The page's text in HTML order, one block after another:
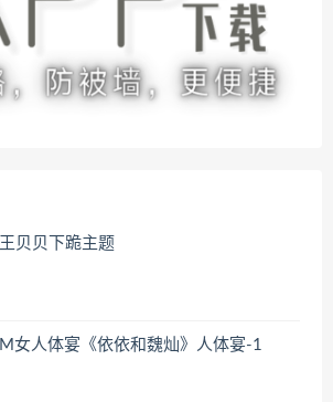
王贝贝下跪主题
M女人体宴《依依和魏灿》人体宴-1